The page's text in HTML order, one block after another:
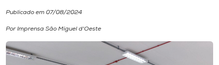
Internacionalização
I.nova
Publicado em 07/08/2024
Por Imprensa São Miguel d'Oeste